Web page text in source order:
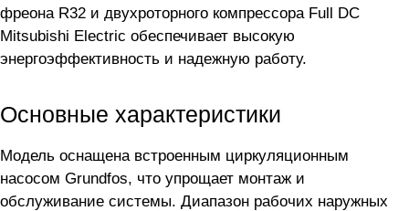
фреона R32 и двухроторного компрессора Full DC
Mitsubishi Electric обеспечивает высокую
энергоэффективность и надежную работу.
Основные характеристики
Модель оснащена встроенным циркуляционным
насосом Grundfos, что упрощает монтаж и
обслуживание системы. Диапазон рабочих наружных